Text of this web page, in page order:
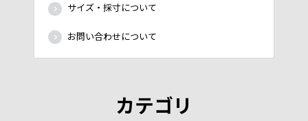
サイズ・採寸について
お問い合わせについて
カテゴリ